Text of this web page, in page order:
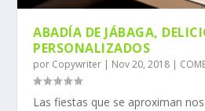
ABADÍA DE JÁBAGA,
PERSONALIZADOS
por Copywriter | Nov 20, 2018 |
Las fiestas que se aproximan